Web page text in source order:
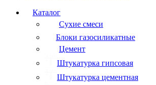
Каталог
Сухие смеси
Блоки газосиликатные
Цемент
Штукатурка гипсовая
Штукатурка цементная